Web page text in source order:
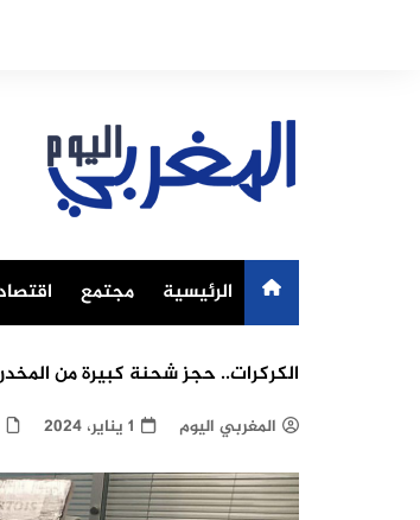
الرئيسية مجتمع
الكركرات.. حجز شحنة كبيرة من
المغربي اليوم 1 يناير، 2024